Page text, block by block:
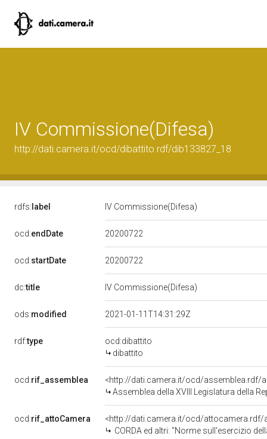
IV Commissione(Difesa)
http://dati.camera.it/ocd/dibattito.rdf/dib133827_18
rdfs: label IV Commissione(Difesa)
ocd:endDate 20200722
ocd:startDate 20200722
dc:title IV Commissione(Difesa)
ods:modified 2021-01-11T14:31:29Z
rdf:type
ocd:dibattito
dibattito
ocd:rif_assemblea
<http://dati.camera.it/ocd/assemblea.rdf/
Assemblea della XVIII Legislatura della
ocd:rif_attoCamera
<http://dati.camera.it/ocd/attocamera.rdf/
CORDA ed altri: "Norme sull'esercizio della libertà sindacale del